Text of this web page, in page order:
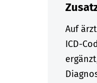
Auf
ICD-